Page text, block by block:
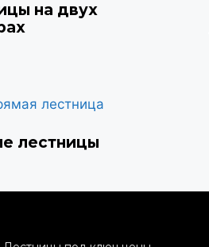
на двух
лестницы